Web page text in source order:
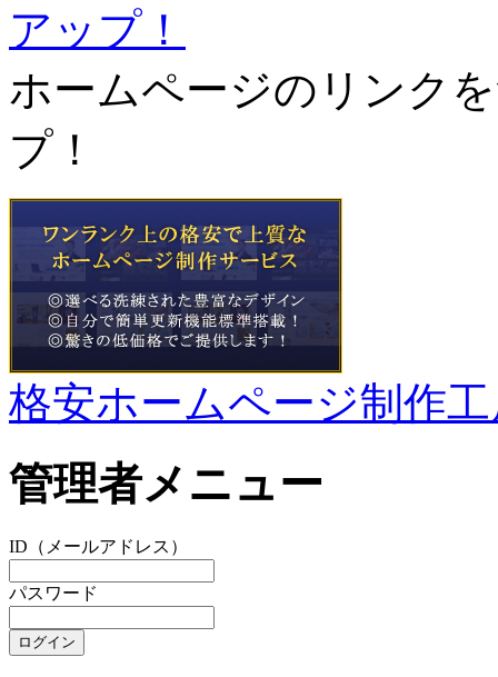
ホームページのリンク
プ！
格安ホームページ制作
管理者メニュー
ID（メールアドレス）
パスワード